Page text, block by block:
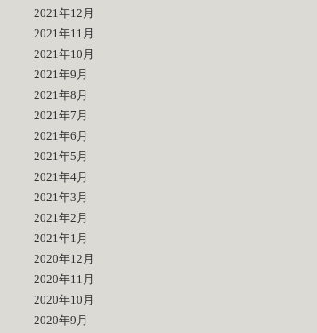
2021年12月
2021年11月
2021年10月
2021年9月
2021年8月
2021年7月
2021年6月
2021年5月
2021年4月
2021年3月
2021年2月
2021年1月
2020年12月
2020年11月
2020年10月
2020年9月